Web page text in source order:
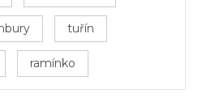
tuřín
ramínko